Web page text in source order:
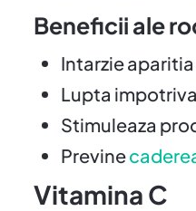
Beneficii ale
Intarzie
Lupta
Stimuleaza
Previne
Vitamina C